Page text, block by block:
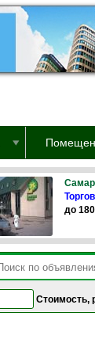
до
Стоимость,